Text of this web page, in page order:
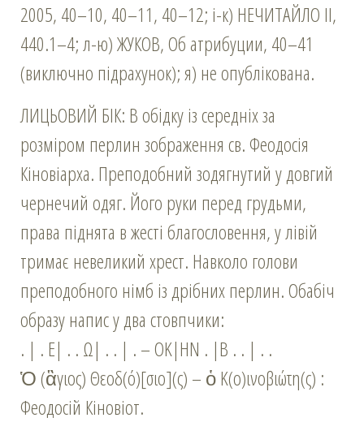
2005, 40–10, 40–11, 40–12; і-к) НЕЧИТАЙЛО ІІ,
440.1–4; л-ю) ЖУКОВ, Об атрибуции, 40–41
(виключно підрахунок); я) не опублікована.
ЛИЦЬОВИЙ БІК: В обідку із середніх за
розміром перлин зображення св. Феодосія
Кіновіарха. Преподобний зодягнутий у довгий
чернечий одяг. Його руки перед грудьми,
права піднята в жесті благословення, у лівій
тримає невеликий хрест. Навколо голови
преподобного німб із дрібних перлин. Обабіч
образу напис у два стовпчики:
. | . Ε| . . Ω| . . | . – ΟΚ|ΗΝ . |Β . . | . .
Ὁ (ἃγιος) Θεοδ(ό)[σιο](ς) – ὁ Κ(ο)ινοβιώτη(ς) :
Феодосій Кіновіот.